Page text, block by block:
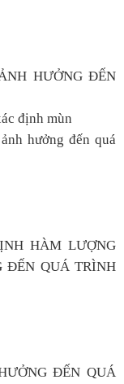
HƯỞNG ĐẾN
định mùn
hưởng đến quá
HÀM LƯỢNG
ĐẾN QUÁ TRÌNH
ĐẾN QUÁ